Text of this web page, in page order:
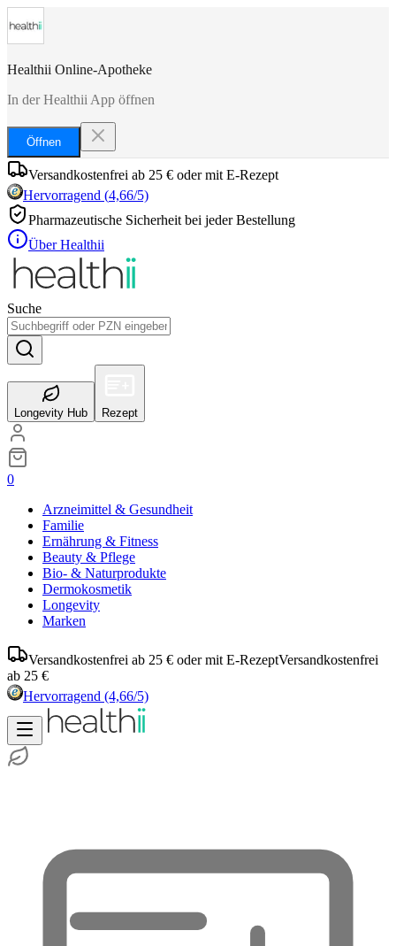
Healthii Online-Apotheke
In der Healthii App öffnen
Öffnen
Versandkostenfrei ab 25 € oder mit E-Rezept
Hervorragend (4,66/5)
Pharmazeutische Sicherheit bei jeder Bestellung
Über Healthii
Suche
Longevity Hub Rezept
0
Arzneimittel & Gesundheit
Familie
Ernährung & Fitness
Beauty & Pflege
Bio- & Naturprodukte
Dermokosmetik
Longevity
Marken
Versandkostenfrei ab 25 € oder mit E-RezeptVersandkostenfrei
ab 25 €
Hervorragend (4,66/5)